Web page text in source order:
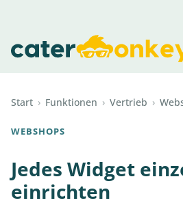
Start › Funktionen › Vertrieb ›
WEBSHOPS
Jedes Widget
einrichten